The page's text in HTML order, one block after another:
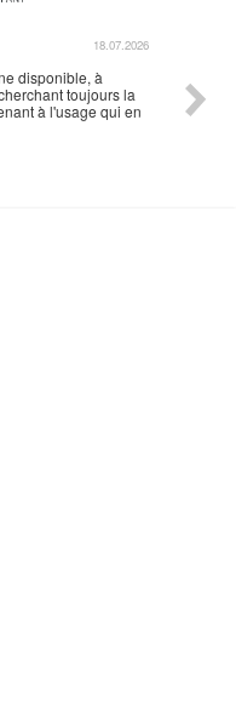
18.07.2026
disponible, à
toujours la
à l'usage qui en